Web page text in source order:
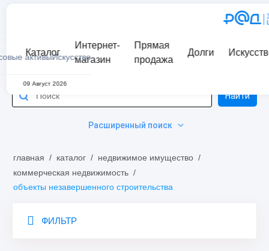
активыИскусство
Каталог
Интернет-
магазин
Прямая
продажа
Долги
09 Август 2026
Расширенный поиск
Найти
главная / каталог / недвижимое имущество /
коммерческая недвижимость /
объекты незавершенного строительства
ФИЛЬТР